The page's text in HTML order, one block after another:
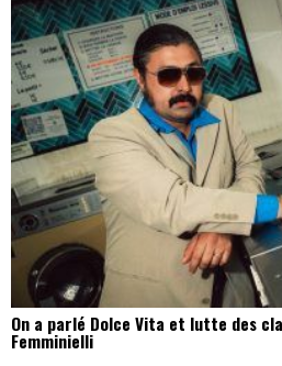
On a parlé Dolce Vita et lutte des
Femminielli